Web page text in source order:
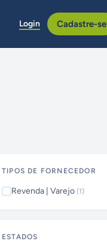
Login Cadastre-se
TIPOS DE FORNECEDOR
Revenda | Varejo (1)
ESTADOS